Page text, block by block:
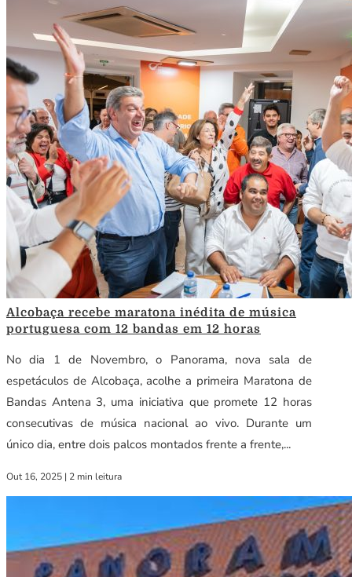
Alcobaça recebe maratona inédita de música
portuguesa com 12 bandas em 12 horas
No dia 1 de Novembro, o Panorama, nova sala de
espetáculos de Alcobaça, acolhe a primeira Maratona de
Bandas Antena 3, uma iniciativa que promete 12 horas
consecutivas de música nacional ao vivo. Durante um
único dia, entre dois palcos montados frente a frente,...
Out 16, 2025 | 2 min leitura